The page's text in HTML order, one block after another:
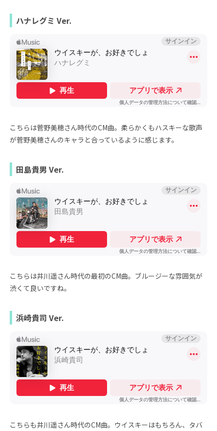
ハナレグミ Ver.
こちらは菅野美穂さん時代のCM曲。柔らかくもハスキーな歌声
が菅野美穂さんのキャラと合っているように感じます。
田島貴男 Ver.
こちらは井川遥さん時代の最初のCM曲。ブルージーな雰囲気が
渋くて良いですね。
浜崎貴司 Ver.
こちらも井川遥さん時代のCM曲。ウイスキーはもちろん、タバ